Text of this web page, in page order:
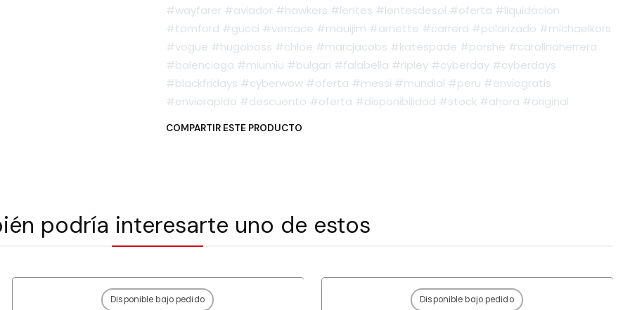
#wayfarer #aviador #hawkers #lentes #lentesdesol #oferta #liquidacion
#tomford #gucci #versace #mauijim #arnette #carrera #polarizado #michaelkors
#vogue #hugoboss #chloe #marcjacobs #katespade #porshe #carolinaherrera
#balenciaga #miumiu #bulgari #falabella #ripley #cyberday #cyberdays
#blackfridays #cyberwow #oferta #messi #mundial #peru #enviogratis
#enviorapido #descuento #oferta #disponibilidad #stock #ahora #original
COMPARTIR ESTE PRODUCTO
podría interesarte uno de estos
Disponible bajo pedido Disponible bajo pedido